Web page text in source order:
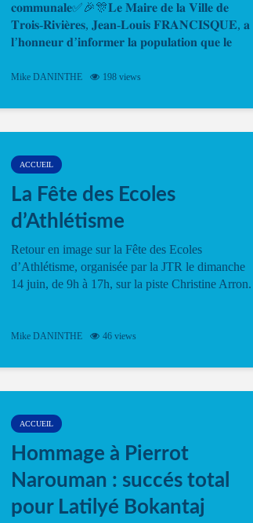
𝐜𝐨𝐦𝐦𝐮𝐧𝐚𝐥𝐞✅🎉🎊𝐋𝐞 𝐌𝐚𝐢𝐫𝐞 𝐝𝐞 𝐥𝐚 𝐕𝐢𝐥𝐥𝐞 𝐝𝐞
𝐓𝐫𝐨𝐢𝐬-𝐑𝐢𝐯𝐢𝐞̀𝐫𝐞𝐬, 𝐉𝐞𝐚𝐧-𝐋𝐨𝐮𝐢𝐬 𝐅𝐑𝐀𝐍𝐂𝐈𝐒𝐐𝐔𝐄, 𝐚
𝐥’𝐡𝐨𝐧𝐧𝐞𝐮𝐫 𝐝’𝐢𝐧𝐟𝐨𝐫𝐦𝐞𝐫 𝐥𝐚 𝐩𝐨𝐩𝐮𝐥𝐚𝐭𝐢𝐨𝐧 𝐪𝐮𝐞 𝐥𝐞
Mike DANINTHE 198 views
ACCUEIL
La Fête des Ecoles
d’Athlétisme
Retour en image sur la Fête des Ecoles
d’Athlétisme, organisée par la JTR le dimanche
14 juin, de 9h à 17h, sur la piste Christine Arron.
Mike DANINTHE 46 views
ACCUEIL
Hommage à Pierrot
Narouman : succés total
pour Latilyé Bokantaj